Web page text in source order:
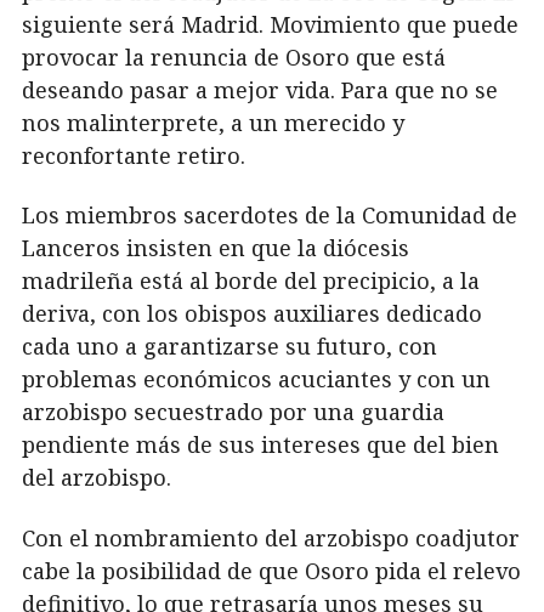
siguiente será Madrid. Movimiento que puede
provocar la renuncia de Osoro que está
deseando pasar a mejor vida. Para que no se
nos malinterprete, a un merecido y
reconfortante retiro.
Los miembros sacerdotes de la Comunidad de
Lanceros insisten en que la diócesis
madrileña está al borde del precipicio, a la
deriva, con los obispos auxiliares dedicado
cada uno a garantizarse su futuro, con
problemas económicos acuciantes y con un
arzobispo secuestrado por una guardia
pendiente más de sus intereses que del bien
del arzobispo.
Con el nombramiento del arzobispo coadjutor
cabe la posibilidad de que Osoro pida el relevo
definitivo, lo que retrasaría unos meses su